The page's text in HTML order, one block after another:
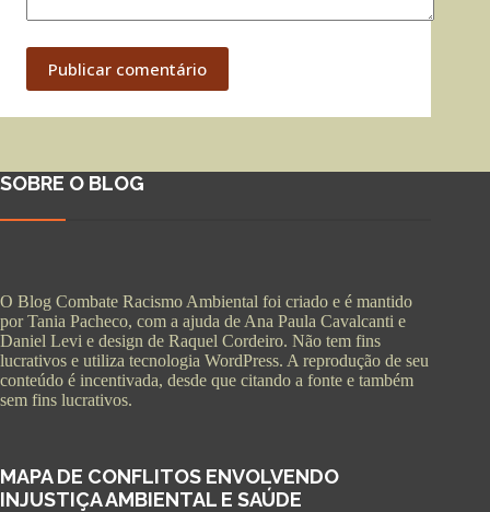
Publicar comentário
SOBRE O BLOG
O Blog Combate Racismo Ambiental foi criado e é mantido
por Tania Pacheco, com a ajuda de Ana Paula Cavalcanti e
Daniel Levi e design de Raquel Cordeiro. Não tem fins
lucrativos e utiliza tecnologia WordPress. A reprodução de seu
conteúdo é incentivada, desde que citando a fonte e também
sem fins lucrativos.
MAPA DE CONFLITOS ENVOLVENDO
INJUSTIÇA AMBIENTAL E SAÚDE